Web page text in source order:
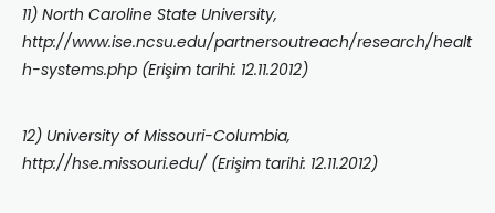
11) North Caroline State University,
http://www.ise.ncsu.edu/partnersoutreach/research/healt
h-systems.php (Erişim tarihi: 12.11.2012)
12) University of Missouri-Columbia,
http://hse.missouri.edu/ (Erişim tarihi: 12.11.2012)